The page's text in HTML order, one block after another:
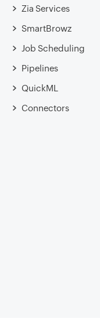
Zia Services
SmartBrowz
Job Scheduling
Pipelines
QuickML
Connectors